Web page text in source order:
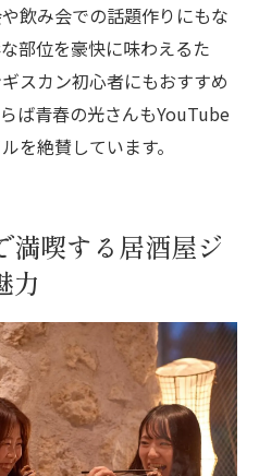
飲み会での話題作りにもな
部位を豪快に味わえるた
スカン初心者にもおすすめ
ば青春の光さんもYouTube
を絶賛しています。
満喫する居酒屋ジ
力